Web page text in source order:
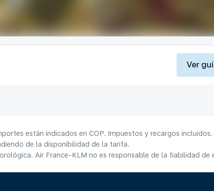
Ver
están indicados en COP. Impuestos y recargos
de la disponibilidad de la tarifa.
Air France-KLM no es responsable de la fiabilidad de